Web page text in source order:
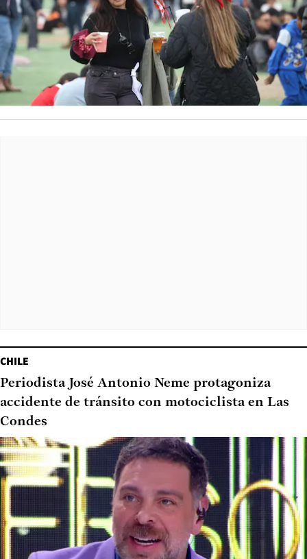
CHILE
Periodista José Antonio Neme protagoniza
accidente de tránsito con motociclista en Las
Condes